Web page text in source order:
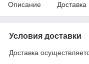
Описание Доставка
Условия доставки
Доставка